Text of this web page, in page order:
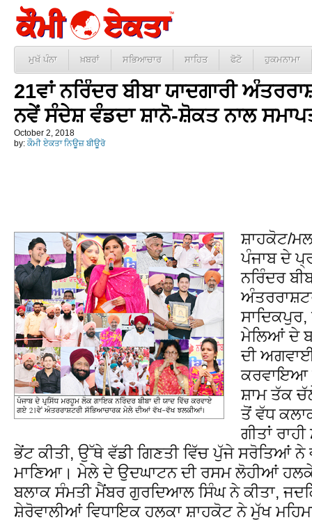
ਮੁਖੱ ਪੰਨਾ ਖ਼ਬਰਾਂ ਸਭਿਆਚਾਰ ਸਾਹਿਤ ਫੋਟੋ ਹੁਕਮਨਾਮਾ
21ਵਾਂ ਨਰਿੰਦਰ ਬੀਬਾ ਯਾਦਗਾਰੀ
ਨਵੇਂ ਸੰਦੇਸ਼ ਵੰਡਦਾ ਸ਼ਾਨੋ-ਸ਼ੋਕਤ ਨਾਲ
October 2, 2018
by: ਕੌਮੀ ਏਕਤਾ ਨਿਊਜ਼ ਬੀਊਰੋ
ਸ਼ਾਹਕੋਟ/
ਪੰਜਾਬ ਦੇ
ਨਰਿੰਦਰ
ਮੇਲਿਆਂ ਦੇ
ਦੀ
ਕਰਵਾਇਆ
ਸ਼ਾਮ ਤੱਕ
ਤੋਂ ਵੱਧ
ਗੀਤਾਂ
ਭੇਂਟ ਕੀਤੀ, ਉੱਥੇ ਵੱਡੀ ਗਿਣਤੀ ਵਿੱਚ ਪੁੱਜੇ ਸਰੋਤਿਆਂ
ਮਾਣਿਆ। ਮੇਲੇ ਦੇ ਉਦਘਾਟਨ ਦੀ ਰਸਮ ਲੋਹੀਆਂ
ਬਲਾਕ ਸੰਮਤੀ ਮੈਂਬਰ ਗੁਰਦਿਆਲ ਸਿੰਘ ਨੇ ਕੀਤਾ,
ਸ਼ੇਰੋਵਾਲੀਆਂ ਵਿਧਾਇਕ ਹਲਕਾ ਸ਼ਾਹਕੋਟ ਨੇ ਮੁੱਖ